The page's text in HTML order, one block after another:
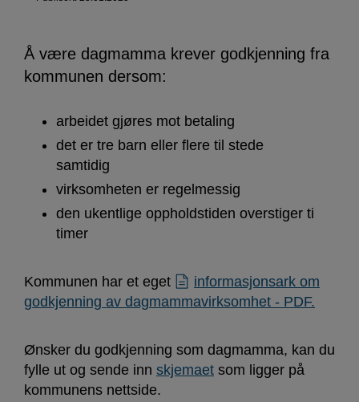
Å være dagmamma krever godkjenning fra
kommunen dersom:
arbeidet gjøres mot betaling
det er tre barn eller flere til stede
samtidig
virksomheten er regelmessig
den ukentlige oppholdstiden overstiger ti
timer
Kommunen har et eget
informasjonsark om
godkjenning av dagmammavirksomhet - PDF.
Ønsker du godkjenning som dagmamma, kan du
fylle ut og sende inn skjemaet som ligger på
kommunens nettside.